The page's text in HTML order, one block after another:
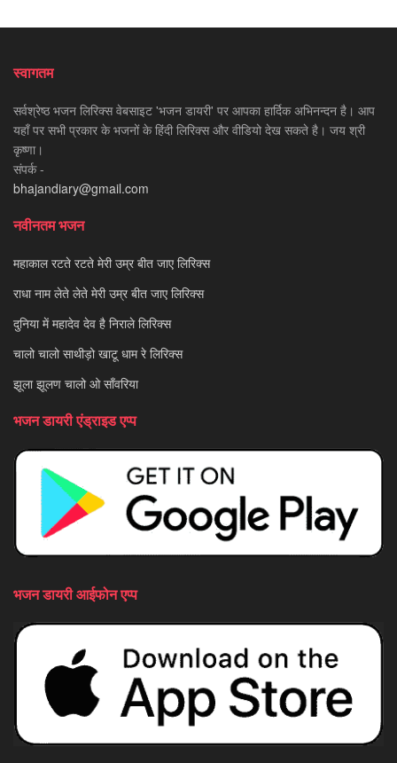
स्वागतम
सर्वश्रेष्ठ भजन लिरिक्स वेबसाइट 'भजन डायरी' पर आपका हार्दिक अभिनन्दन है। आप
यहाँ पर सभी प्रकार के भजनों के हिंदी लिरिक्स और वीडियो देख सकते है। जय श्री
कृष्णा।
संपर्क -
bhajandiary@gmail.com
नवीनतम भजन
महाकाल रटते रटते मेरी उम्र बीत जाए लिरिक्स
राधा नाम लेते लेते मेरी उम्र बीत जाए लिरिक्स
दुनिया में महादेव देव है निराले लिरिक्स
चालो चालो साथीड़ो खाटू धाम रे लिरिक्स
झूला झूलण चालो ओ साँवरिया
भजन डायरी एंड्राइड एप्प
भजन डायरी आईफोन एप्प